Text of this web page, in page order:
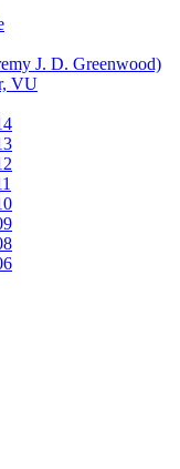
J. D. Greenwood)
VU